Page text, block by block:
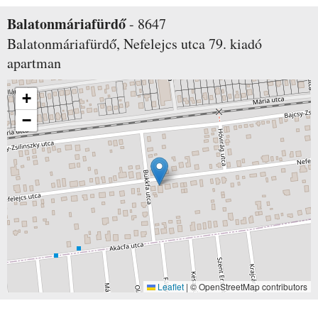
Balatonmáriafürdő- 8647
Balatonmáriafürdő, Nefelejcs utca 79. kiadó
apartman
+
−
Leaflet | © OpenStreetMap contributors